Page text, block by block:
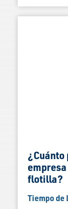
¿Cuánto
flotilla?
Tiempo de